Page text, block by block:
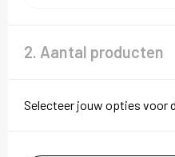
2. Aantal producten
Selecteer jouw opties voor